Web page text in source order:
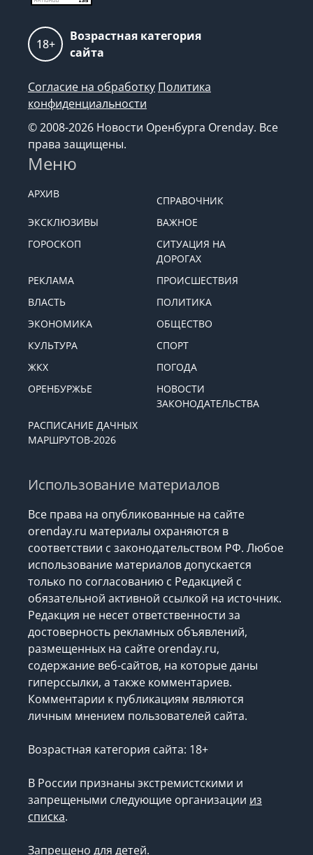
18+
Возрастная категория
сайта
Согласие на обработку Политика
конфиденциальности
© 2008-2026 Новости Оренбурга Orenday. Все
права защищены.
Меню
АРХИВ
СПРАВОЧНИК
ЭКСКЛЮЗИВЫ
ВАЖНОЕ
ГОРОСКОП
СИТУАЦИЯ НА
ДОРОГАХ
РЕКЛАМА
ПРОИСШЕСТВИЯ
ВЛАСТЬ
ПОЛИТИКА
ЭКОНОМИКА
ОБЩЕСТВО
КУЛЬТУРА
СПОРТ
ЖКХ
ПОГОДА
ОРЕНБУРЖЬЕ
НОВОСТИ
ЗАКОНОДАТЕЛЬСТВА
РАСПИСАНИЕ ДАЧНЫХ
МАРШРУТОВ-2026
Использование материалов
Все права на опубликованные на сайте
orenday.ru материалы охраняются в
соответствии с законодательством РФ. Любое
использование материалов допускается
только по согласованию с Редакцией с
обязательной активной ссылкой на источник.
Редакция не несет ответственности за
достоверность рекламных объявлений,
размещенных на сайте orenday.ru,
содержание веб-сайтов, на которые даны
гиперссылки, а также комментариев.
Комментарии к публикациям являются
личным мнением пользователей сайта.
Возрастная категория сайта: 18+
В России признаны экстремистскими и
запрещеными следующие организации из
списка.
Запрещено для детей.